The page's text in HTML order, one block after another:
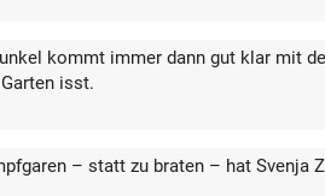
kommt immer dann gut klar mit
isst.
– statt zu braten – hat Svenja